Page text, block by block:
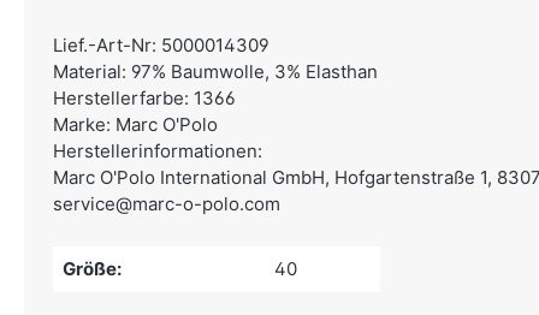
Lief.-Art-Nr: 5000014309
Material: 97% Baumwolle, 3% Elasthan
Herstellerfarbe: 1366
Marke: Marc O'Polo
Herstellerinformationen:
Marc O'Polo International GmbH, Hofgartenstraße 1,
service@marc-o-polo.com
Größe: 40